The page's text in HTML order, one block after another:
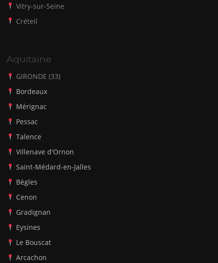
Vitry-sur-Seine
Créteil
Aquitaine
GIRONDE (33)
Bordeaux
Mérignac
Pessac
Talence
Villenave d'Ornon
Saint-Médard-en-Jalles
Bègles
Cenon
Gradignan
Eysines
Le Bouscat
Arcachon